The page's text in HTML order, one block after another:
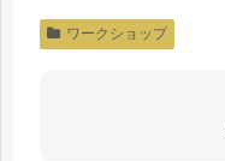
ワークショップ